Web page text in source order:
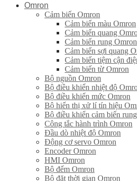
Omron
Cảm biến Omron
Cảm biến màu Omron
Cảm biến quang
Cảm biến rung Omron
Cảm biến sợi quang
Cảm biến tiệm cận
Cảm biến từ Omron
Bộ nguồn Omron
Bộ điều khiển nhiệt độ
Bộ điều khiển mức Omron
Bộ hiển thị xử lí tín hiệu
Bộ điều khiển cảm biến
Công tắc hành trình Omron
Đầu dò nhiệt độ Omron
Động cơ servo Omron
Encoder Omron
HMI Omron
Bộ đếm Omron
Bộ đặt thời gian Omron